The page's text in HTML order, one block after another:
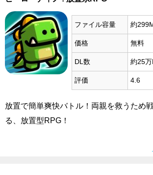
ファイル容量 約
価格 無料
DL数 約25
評価 4.6
放置で簡単爽快バトル！両親を救うため
る、放置型RPG！